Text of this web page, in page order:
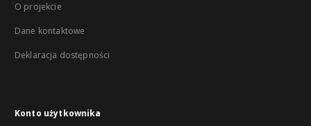
O projekcie
Dane kontaktowe
Deklaracja dostępności
Konto użytkownika